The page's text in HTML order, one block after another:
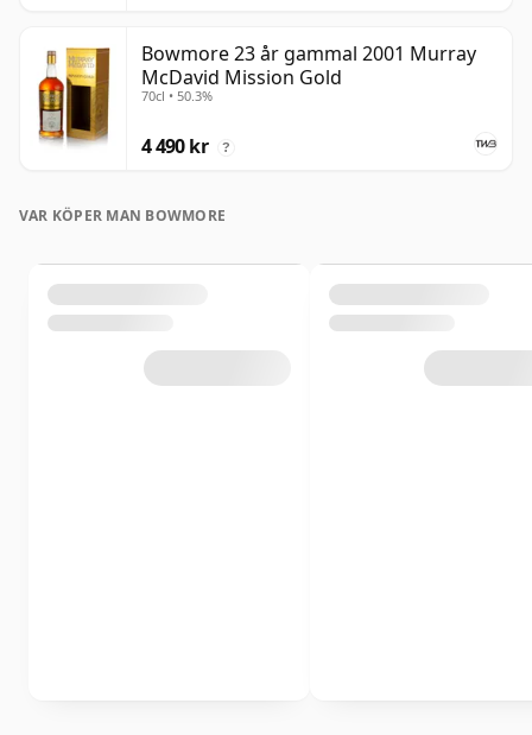
Bowmore 23 år gammal 2001 Murray
McDavid Mission Gold
70cl • 50.3%
4 490 kr ?
VAR KÖPER MAN BOWMORE